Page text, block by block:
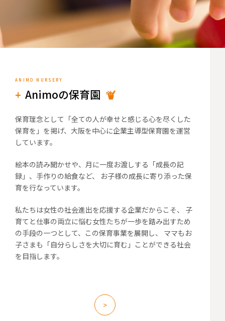
Animoの保育園
保育理念として「全ての人が幸せと感じる心を尽くした
保育を」を掲げ、大阪を中心に企業主導型保育園を運営
しています。
絵本の読み聞かせや、月に一度お渡しする「成長の記
録」、手作りの給食など、
お子様の成長に寄り添った保
育を行なっています。
私たちは女性の社会進出を応援する企業だからこそ、
子
育てと仕事の両立に悩む女性たちが一歩を踏み出すため
の手段の一つとして、この保育事業を展開し、
ママもお
子さまも「自分らしさを大切に育む」ことができる社会
を目指します。